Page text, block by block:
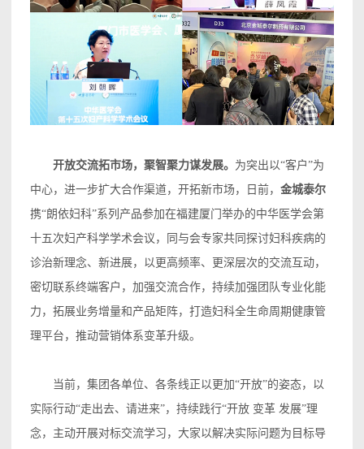
开放交流拓市场，聚智聚力谋发展。 为突出以“客户”为
中心，进一步扩大合作渠道，开拓新市场，日前， 金城泰尔
携“朗依妇科”系列产品参加在福建厦门举办的中华医学会第
十五次妇产科学学术会议，同与会专家共同探讨妇科疾病的
诊治新理念、新进展，以更高频率、更深层次的交流互动，
密切联系终端客户，加强交流合作，持续加强团队专业化能
力，拓展业务增量和产品矩阵，打造妇科全生命周期健康管
理平台，推动营销体系变革升级。
当前，集团各单位、各条线正以更加“开放”的姿态，以
实际行动“走出去、请进来”，持续践行“开放 变革 发展”理
念，主动开展对标交流学习，大家以解决实际问题为目标导